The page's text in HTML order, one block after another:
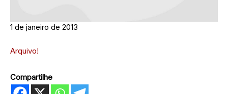
1 de janeiro de 2013
Arquivo!
Compartilhe